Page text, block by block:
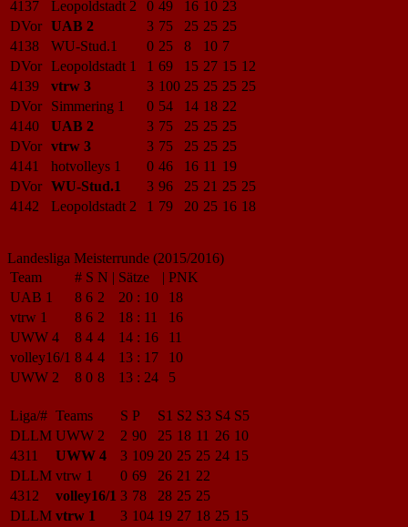
4137
Leopoldstadt 2 0 49 16 10 23
DVor UAB 2 3 75 25 25 25
4138
WU-Stud.1 0 25 8 10 7
DVor Leopoldstadt 1 1 69 15 27 15 12
4139
vtrw 3 3 100 25 25 25 25
DVor
Simmering 1 0 54 14 18 22
4140
UAB 2 3 75 25 25 25
DVor vtrw 3 3 75 25 25 25
4141
hotvolleys 1 0 46 16 11 19
DVor WU-Stud.1 3 96 25 21 25 25
4142
Leopoldstadt 2 1 79 20 25 16 18
Landesliga Meisterrunde (2015/2016)
Team
# S N | Sätze | PNK
UAB 1
8 6 2 20 : 10
18
vtrw 1
8 6 2 18 : 11
16
UWW 4
8 4 4 14 : 16
11
volley16/1 8 4 4 13 : 17
10
UWW 2
8 0 8 13 : 24 5
Liga/# Teams S P S1 S2 S3 S4 S5
DLLM UWW 2 2 90 25 18 11 26 10
4311
UWW 4 3 109 20 25 25 24 15
DLLM vtrw 1 0 69 26 21 22
4312
volley16/1 3 78 28 25 25
DLLM vtrw 1 3 104 19 27 18 25 15